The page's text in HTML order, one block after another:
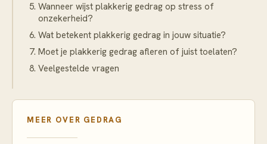
Wanneer wijst plakkerig gedrag op stress of
onzekerheid?
Wat betekent plakkerig gedrag in jouw situatie?
Moet je plakkerig gedrag afleren of juist toelaten?
Veelgestelde vragen
MEER OVER GEDRAG